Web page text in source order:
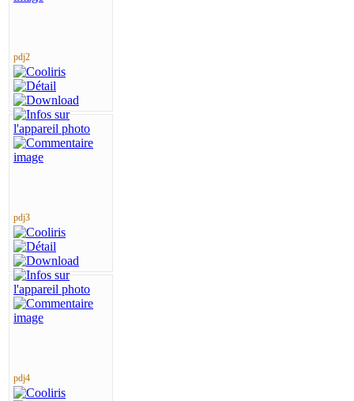
pdj2
pdj3
pdj4